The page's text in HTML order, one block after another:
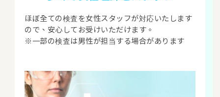
ほぼ全ての検査を女性スタッフが対応いたします
ので、安心してお受けいただけます。
※一部の検査は男性が担当する場合があります